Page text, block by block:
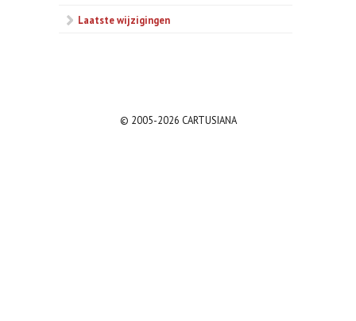
Laatste wijzigingen
© 2005-2026 CARTUSIANA